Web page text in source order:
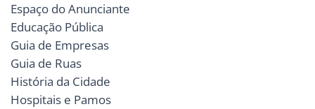
Espaço do Anunciante
Educação Pública
Guia de Empresas
Guia de Ruas
História da Cidade
Hospitais e Pamos